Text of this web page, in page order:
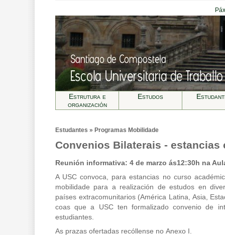
Estrutura e
organización
Estudos
Estudantes » Programas Mobilidade
Convenios Bilaterais - estancias
Reunión informativa: 4 de marzo ás12:30h na
A USC convoca, para estancias no curso
mobilidade para a realización de estudos en
países extracomunitarios (América Latina, Asia,
coas que a USC ten formalizado convenio de
estudiantes.
As prazas ofertadas recóllense no Anexo I.